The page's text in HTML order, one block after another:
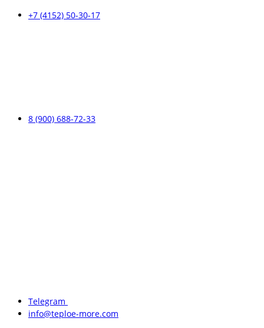
+7 (4152) 50-30-17
8 (900) 688-72-33
Telegram
info@teploe-more.com